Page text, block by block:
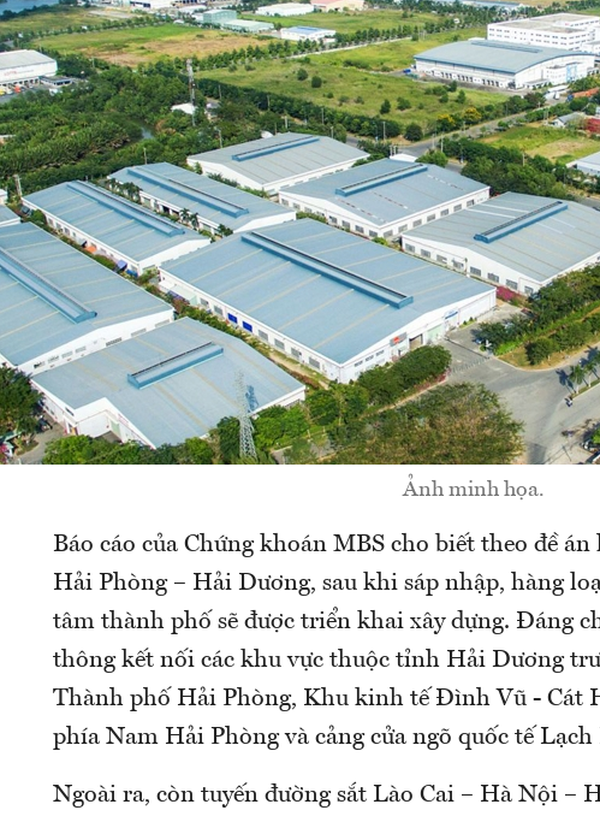
Ảnh minh họa.
Báo cáo của Chứng khoán MBS cho biết theo đề
Hải Phòng – Hải Dương, sau khi sáp nhập, hàng
tâm thành phố sẽ được triển khai xây dựng. Đáng
thông kết nối các khu vực thuộc tỉnh Hải Dương
Thành phố Hải Phòng, Khu kinh tế Đình Vũ - Cát
phía Nam Hải Phòng và cảng cửa ngõ quốc tế Lạch
Ngoài ra, còn tuyến đường sắt Lào Cai – Hà Nội –